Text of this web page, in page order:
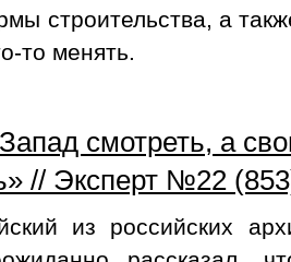
строительства, а
то менять.
смотреть, а
// Эксперт №22
из российских